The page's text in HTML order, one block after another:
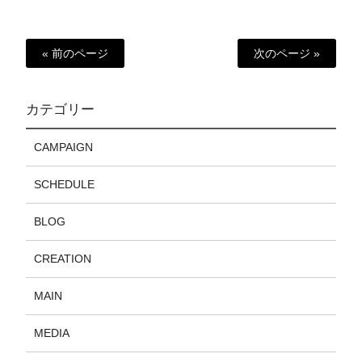
« 前のページ 次のページ »
カテゴリー
CAMPAIGN
SCHEDULE
BLOG
CREATION
MAIN
MEDIA